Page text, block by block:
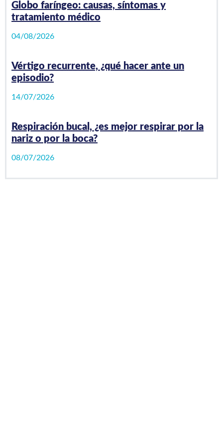
Globo faríngeo: causas, síntomas y
tratamiento médico
04/08/2026
Vértigo recurrente, ¿qué hacer ante un
episodio?
14/07/2026
Respiración bucal, ¿es mejor respirar por la
nariz o por la boca?
08/07/2026